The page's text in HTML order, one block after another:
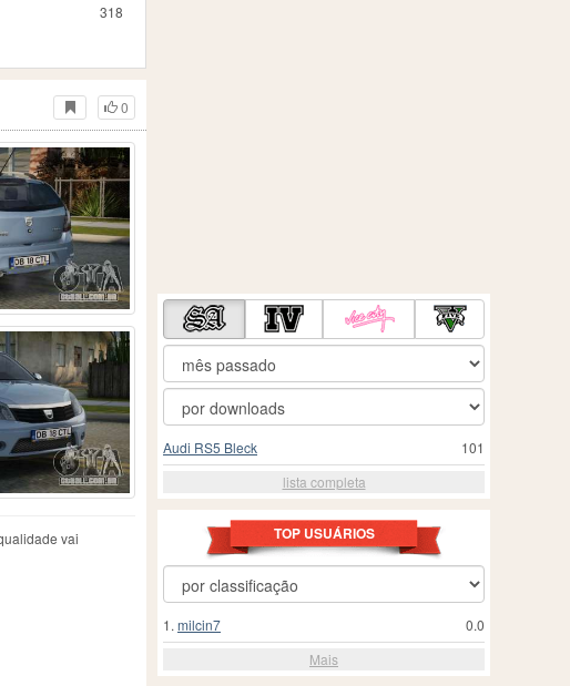
318
0
vai
101
Audi RS5 Bleck
lista completa
TOP USUÁRIOS
0.0
1. milcin7
Mais